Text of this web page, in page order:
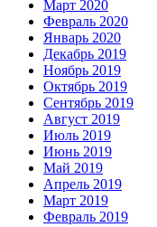
Март 2020
Февраль 2020
Январь 2020
Декабрь 2019
Ноябрь 2019
Октябрь 2019
Сентябрь 2019
Август 2019
Июль 2019
Июнь 2019
Май 2019
Апрель 2019
Март 2019
Февраль 2019